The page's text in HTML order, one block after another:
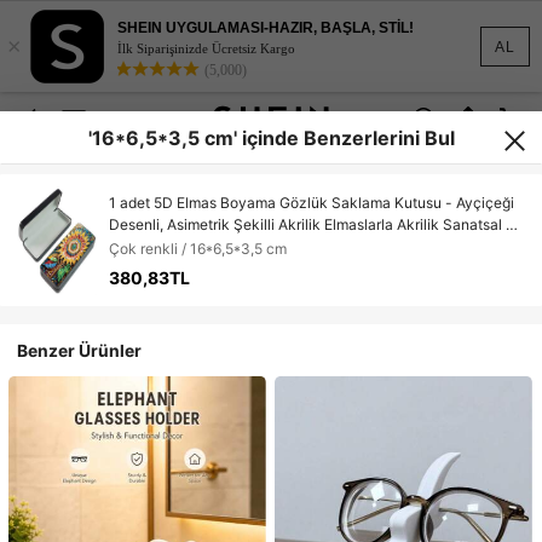
AL
×
SHEIN UYGULAMASI-HAZIR, BAŞLA, STİL!
İlk Siparişinizde Ücretsiz Kargo
(5,000)
'16*6,5*3,5 cm' içinde Benzerlerini Bul
1 adet 5D Elmas Boyama Gözlük Saklama Kutusu - Ayçiçeği
Desenli, Asimetrik Şekilli Akrilik Elmaslarla Akrilik Sanatsal El
Yapımı Gözlük Kutusu, El Yapımı El Sanatları, Sanatsal Gözlük
Düzenleyici, Seyahat İçin Uygun, Hediye Olarak Kullanılabilir
Çok renkli / 16*6,5*3,5 cm
380,83TL
Benzer Ürünler